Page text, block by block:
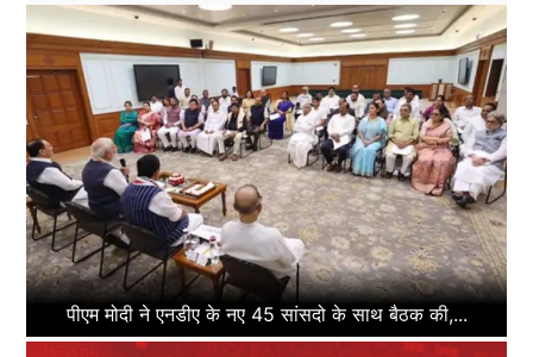
पीएम मोदी ने एनडीए के नए 45 सांसदो के साथ बैठक की,...